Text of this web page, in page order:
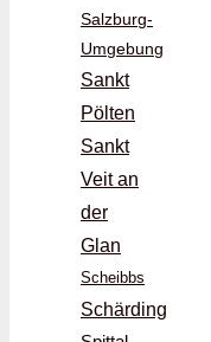
Salzburg-
Umgebung
Sankt
Pölten
Sankt
Veit an
der
Glan
Scheibbs
Schärding